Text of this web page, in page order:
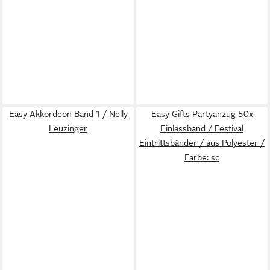
Easy Akkordeon Band 1 / Nelly
Leuzinger
Easy Gifts Partyanzug 50x
Einlassband / Festival
Eintrittsbänder / aus Polyester /
Farbe: sc